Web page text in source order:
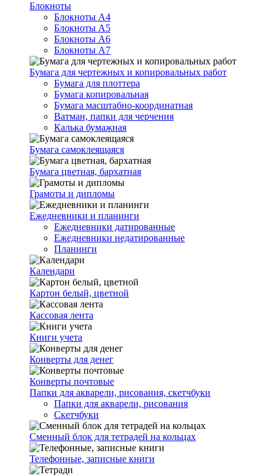
Блокноты
Блокноты А4
Блокноты А5
Блокноты А6
Блокноты А7
Бумага для чертежных и копировальных работ
Бумага для плоттера
Бумага копировальная
Бумага масштабно-координатная
Ватман, папки для черчения
Калька бумажная
Бумага самоклеящаяся
Бумага цветная, бархатная
Грамоты и дипломы
Ежедневники и планинги
Ежедневники датированные
Ежедневники недатированные
Планинги
Календари
Картон белый, цветной
Кассовая лента
Книги учета
Конверты для денег
Конверты почтовые
Папки для акварели, рисования, скетчбуки
Папки для акварели, рисования
Скетчбуки
Сменный блок для тетрадей на кольцах
Телефонные, записные книги